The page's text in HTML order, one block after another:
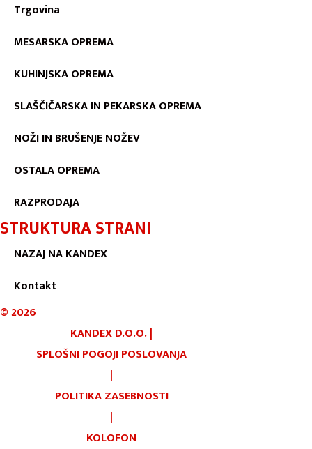
Trgovina
MESARSKA OPREMA
KUHINJSKA OPREMA
SLAŠČIČARSKA IN PEKARSKA OPREMA
NOŽI IN BRUŠENJE NOŽEV
OSTALA OPREMA
RAZPRODAJA
STRUKTURA STRANI
NAZAJ NA KANDEX
Kontakt
©2026
KANDEX D.O.O.|
SPLOŠNI POGOJI POSLOVANJA
|
POLITIKA ZASEBNOSTI
|
KOLOFON